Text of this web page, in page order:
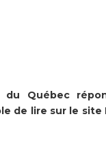
du Québec
de lire sur le